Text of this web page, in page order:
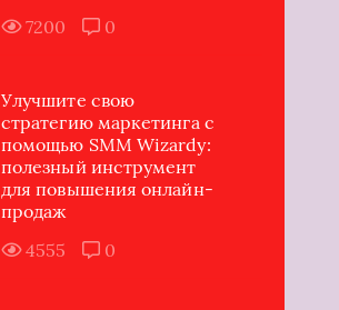
7200
0
Улучшите свою
стратегию маркетинга с
помощью SMM Wizardy:
полезный инструмент
для повышения онлайн-
продаж
4555
0